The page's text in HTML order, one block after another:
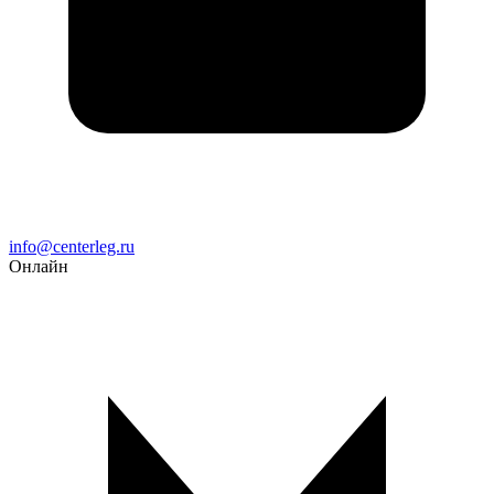
Email
info@centerleg.ru
Онлайн